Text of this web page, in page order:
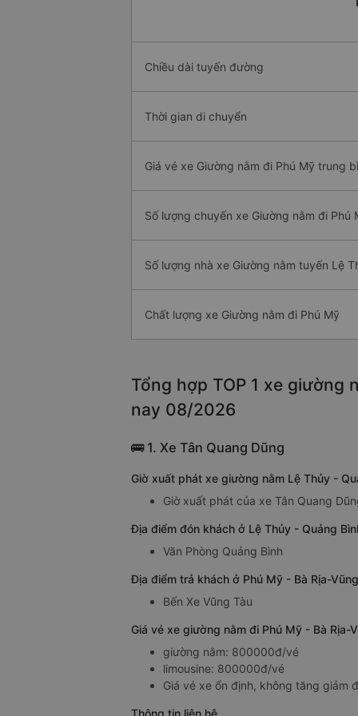
Chiều dài tuyến đường
Thời gian di chuyển
Giá vé xe Giường nằm đi Phú Mỹ trung
Số lượng chuyến xe Giường nằm đi Phú
Số lượng nhà xe Giường nằm tuyến Lệ
Chất lượng xe Giường nằm đi Phú Mỹ
Tổng hợp TOP 1 xe giường
nay 08/2026
🚌 1. Xe Tân Quang Dũng
Giờ xuất phát xe giường nằm Lệ Thủy -
Giờ xuất phát của xe Tân Quang
Địa điểm đón khách ở Lệ Thủy - Quảng
Văn Phòng Quảng Bình
Địa điểm trả khách ở Phú Mỹ - Bà Rịa-
Bến Xe Vũng Tàu
Giá vé xe giường nằm đi Phú Mỹ - Bà Rịa-
giường nằm: 800000đ/vé
limousine: 800000đ/vé
Giá vé xe ổn định, không tăng giảm